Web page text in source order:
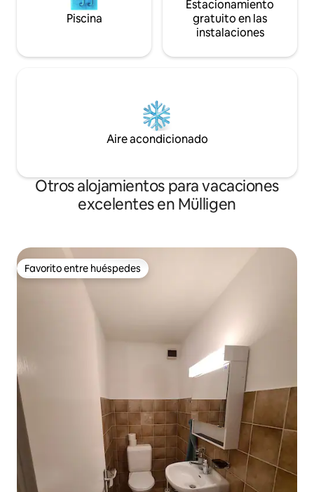
Piscina
Estacionamiento
gratuito en las
instalaciones
Aire acondicionado
Otros alojamientos para vacaciones
excelentes en Mülligen
Favorito entre huéspedes
Favorito entre huéspedes